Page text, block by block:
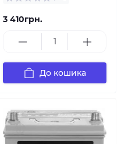
3 410грн.
До кошика